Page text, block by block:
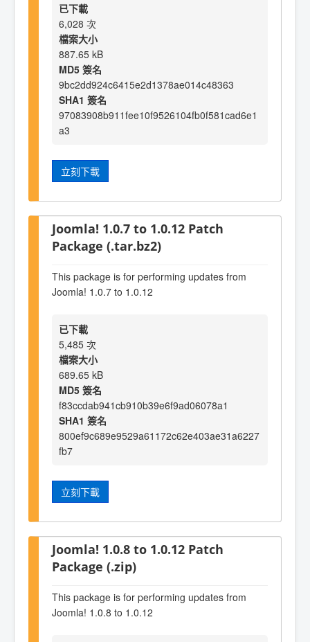
已下載
6,028 次
檔案大小
887.65 kB
MD5 簽名
9bc2dd924c6415e2d1378ae014c48363
SHA1 簽名
97083908b911fee10f9526104fb0f581cad6e1
a3
立刻下載
Joomla! 1.0.7 to 1.0.12 Patch
Package (.tar.bz2)
This package is for performing updates from
Joomla! 1.0.7 to 1.0.12
已下載
5,485 次
檔案大小
689.65 kB
MD5 簽名
f83ccdab941cb910b39e6f9ad06078a1
SHA1 簽名
800ef9c689e9529a61172c62e403ae31a6227
fb7
立刻下載
Joomla! 1.0.8 to 1.0.12 Patch
Package (.zip)
This package is for performing updates from
Joomla! 1.0.8 to 1.0.12